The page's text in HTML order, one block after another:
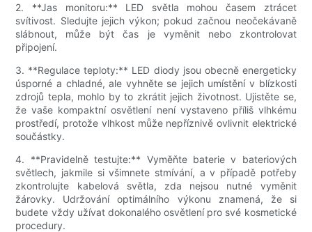
2. **Jas monitoru:** LED světla mohou časem ztrácet
svítivost. Sledujte jejich výkon; pokud začnou neočekávaně
slábnout, může být čas je vyměnit nebo zkontrolovat
připojení.
3. **Regulace teploty:** LED diody jsou obecně energeticky
úsporné a chladné, ale vyhněte se jejich umístění v blízkosti
zdrojů tepla, mohlo by to zkrátit jejich životnost. Ujistěte se,
že vaše kompaktní osvětlení není vystaveno příliš vlhkému
prostředí, protože vlhkost může nepříznivě ovlivnit elektrické
součástky.
4. **Pravidelně testujte:** Vyměňte baterie v bateriových
světlech, jakmile si všimnete stmívání, a v případě potřeby
zkontrolujte kabelová světla, zda nejsou nutné vyměnit
žárovky. Udržování optimálního výkonu znamená, že si
budete vždy užívat dokonalého osvětlení pro své kosmetické
procedury.